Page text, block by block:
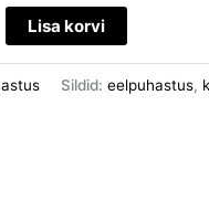
Lisa korvi
Sildid: eelpuhastus,